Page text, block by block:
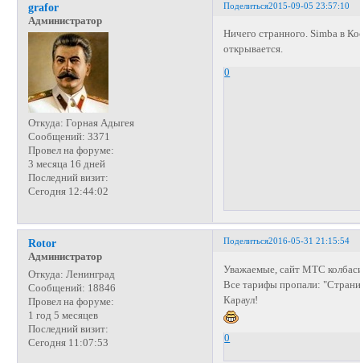
Поделиться2015-09-05 23:57:10
grafor
Администратор
Откуда: Горная Адыгея
Сообщений: 3371
Провел на форуме:
3 месяца 16 дней
Последний визит:
Сегодня 12:44:02
Ничего странного. Simba в
открывается.
0
Поделиться2016-05-31 21:15:54
Rotor
Администратор
Откуда: Ленинград
Сообщений: 18846
Провел на форуме:
1 год 5 месяцев
Последний визит:
Сегодня 11:07:53
Уважаемые, сайт МТС
Все тарифы пропали:
Караул!
0